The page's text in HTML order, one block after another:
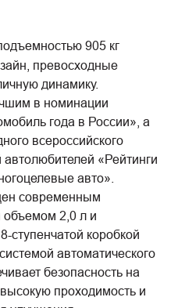
905 кг
превосходные
динамику.
в номинации
года в России», а
всероссийского
«Рейтинги
авто».
современным
объемом 2,0 л и
ступенчатой коробкой
автоматического
безопасность на
проходимость и